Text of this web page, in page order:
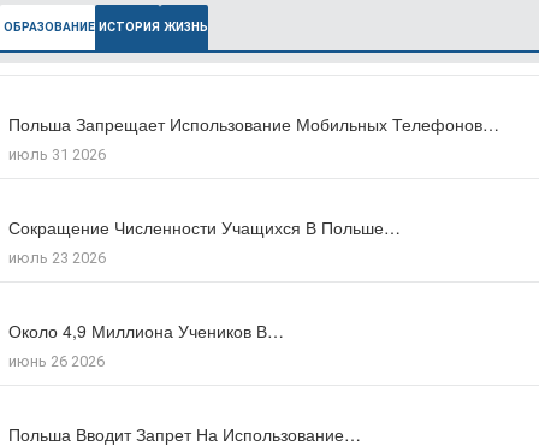
ОБРАЗОВАНИЕ ИСТОРИЯ ЖИЗНЬ
Польша Запрещает Использование Мобильных Телефонов…
июль 31 2026
Сокращение Численности Учащихся В Польше…
июль 23 2026
Около 4,9 Миллиона Учеников В…
июнь 26 2026
Польша Вводит Запрет На Использование…
В Польше Выросла Ожидаемая Продолжительность…
июль 27 2026
Число Зарегистрированных Преступлений На Почве…
июль 17 2026
Большинство Поляков Поддерживают Сокращение Рабочего…
июль 09 2026
Число Иностранцев, Получивших Польское Гражданство…